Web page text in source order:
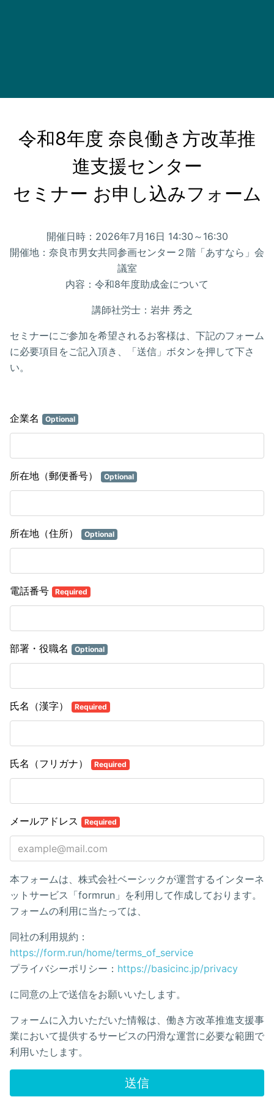
令和8年度 奈良働き方改革推
進支援センター
セミナー お申し込みフォーム
開催日時：2026年7月16日 14:30～16:30
開催地：奈良市男女共同参画センター２階「あすなら」会
議室
内容：令和8年度助成金について
講師社労士：岩井 秀之
セミナーにご参加を希望されるお客様は、下記のフォーム
に必要項目をご記入頂き、「送信」ボタンを押して下さ
い。
企業名 Optional
所在地（郵便番号） Optional
所在地（住所） Optional
電話番号 Required
部署・役職名 Optional
氏名（漢字） Required
氏名（フリガナ） Required
メールアドレス Required
本フォームは、株式会社ベーシックが運営するインターネ
ットサービス「formrun」を利用して作成しております。
フォームの利用に当たっては、
同社の利用規約：
https://form.run/home/terms_of_service
プライバシーポリシー： https://basicinc.jp/privacy
に同意の上で送信をお願いいたします。
フォームに入力いただいた情報は、働き方改革推進支援事
業において提供するサービスの円滑な運営に必要な範囲で
利用いたします。
送信